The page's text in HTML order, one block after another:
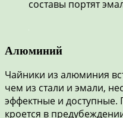
составы портят
Алюминий
Чайники из алюминия
чем из стали и эмали,
эффектные и доступные.
кроется в